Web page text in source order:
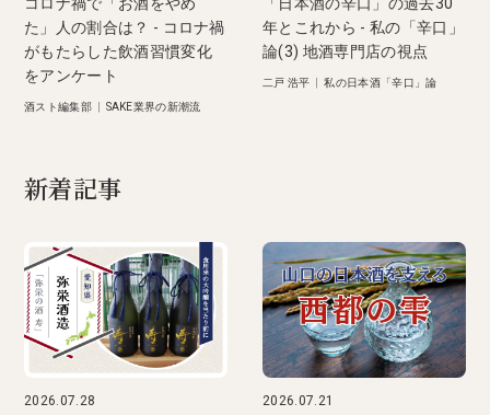
た」人の割合は？ - コロナ禍
がもたらした飲酒習慣変化
をアンケート
酒スト編集部| SAKE業界の新潮流
年とこれから - 私の「辛口」
論(3) 地酒専門店の視点
二戸 浩平 |私の日本酒「辛口」論
新着記事
2026.07.28 2026.07.21